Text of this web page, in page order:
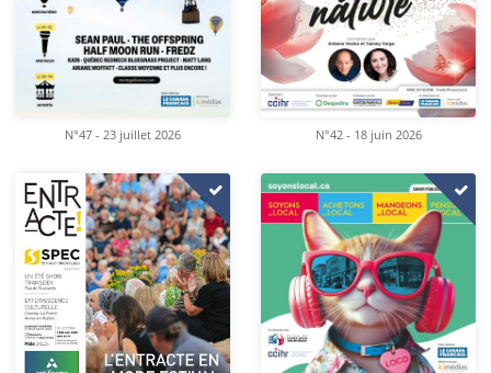
N°47 - 23 juillet 2026 N°42 - 18 juin 2026